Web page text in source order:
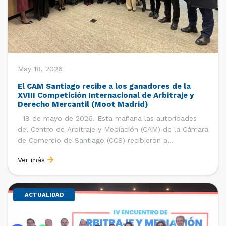
May 18, 2026
El CAM Santiago recibe a los ganadores de la
XVIII Competición Internacional de Arbitraje y
Derecho Mercantil (Moot Madrid)
18 de mayo de 2026. Esta mañana las autoridades
del Centro de Arbitraje y Mediación (CAM) de la Cámara
de Comercio de Santiago (CCS) recibieron a
Facultad de Derecho de la Universidad de Chile que se
consagró como ganador de la […]
Ver más
ACTUALIDAD